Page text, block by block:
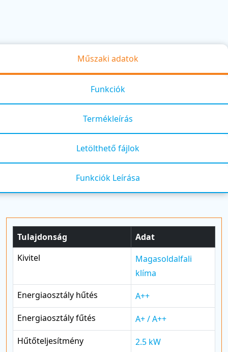
Műszaki adatok
Funkciók
Termékleírás
Letölthető fájlok
Funkciók Leírása
Tulajdonság
Adat
Kivitel
Magasoldalfali
klíma
Energiaosztály hűtés
A++
Energiaosztály fűtés
A+ / A++
Hűtőteljesítmény
2.5 kW